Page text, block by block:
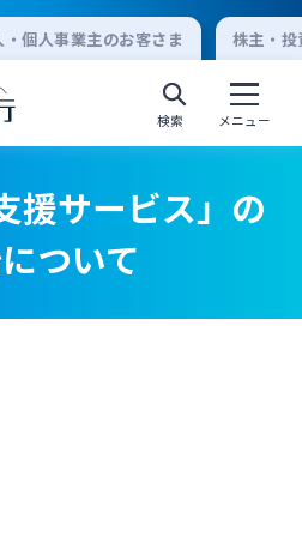
・個人事業主のお客さま 株主・
検索 メニュー
ーネットバンキング
グオン
ネットバンキング
援サービス」の
ついて